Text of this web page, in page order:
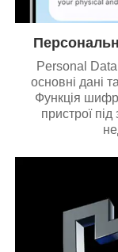
Personal
основні дані
Функція
пристрої